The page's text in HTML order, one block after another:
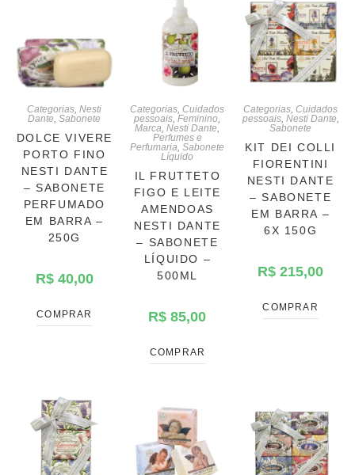
Categorias ,Nesti
Dante ,Sabonete
DOLCE VIVERE
PORTO FINO
NESTI DANTE
– SABONETE
PERFUMADO
EM BARRA –
250G
R$40,00
COMPRAR
Categorias ,Cuidados
pessoais ,Feminino
Marca ,Nesti Dante
Perfumes e
Perfumaria ,Sabonete
Líquido
IL FRUTTETO
FIGO E LEITE
AMENDOAS
NESTI DANTE
– SABONETE
LÍQUIDO –
500ML
R$ 85,00
COMPRAR
Categorias ,Cuidados
pessoais, Nesti Dante
Sabonete
KIT DEI COLLI
FIORENTINI
NESTI DANTE
– SABONETE
EM BARRA –
6X 150G
R$ 215,00
COMPRAR